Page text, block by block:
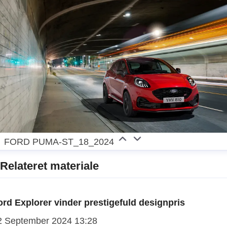
FORD PUMA-ST_18_2024
Relateret materiale
Explorer vinder prestigefuld designpris
September 2024 13:28